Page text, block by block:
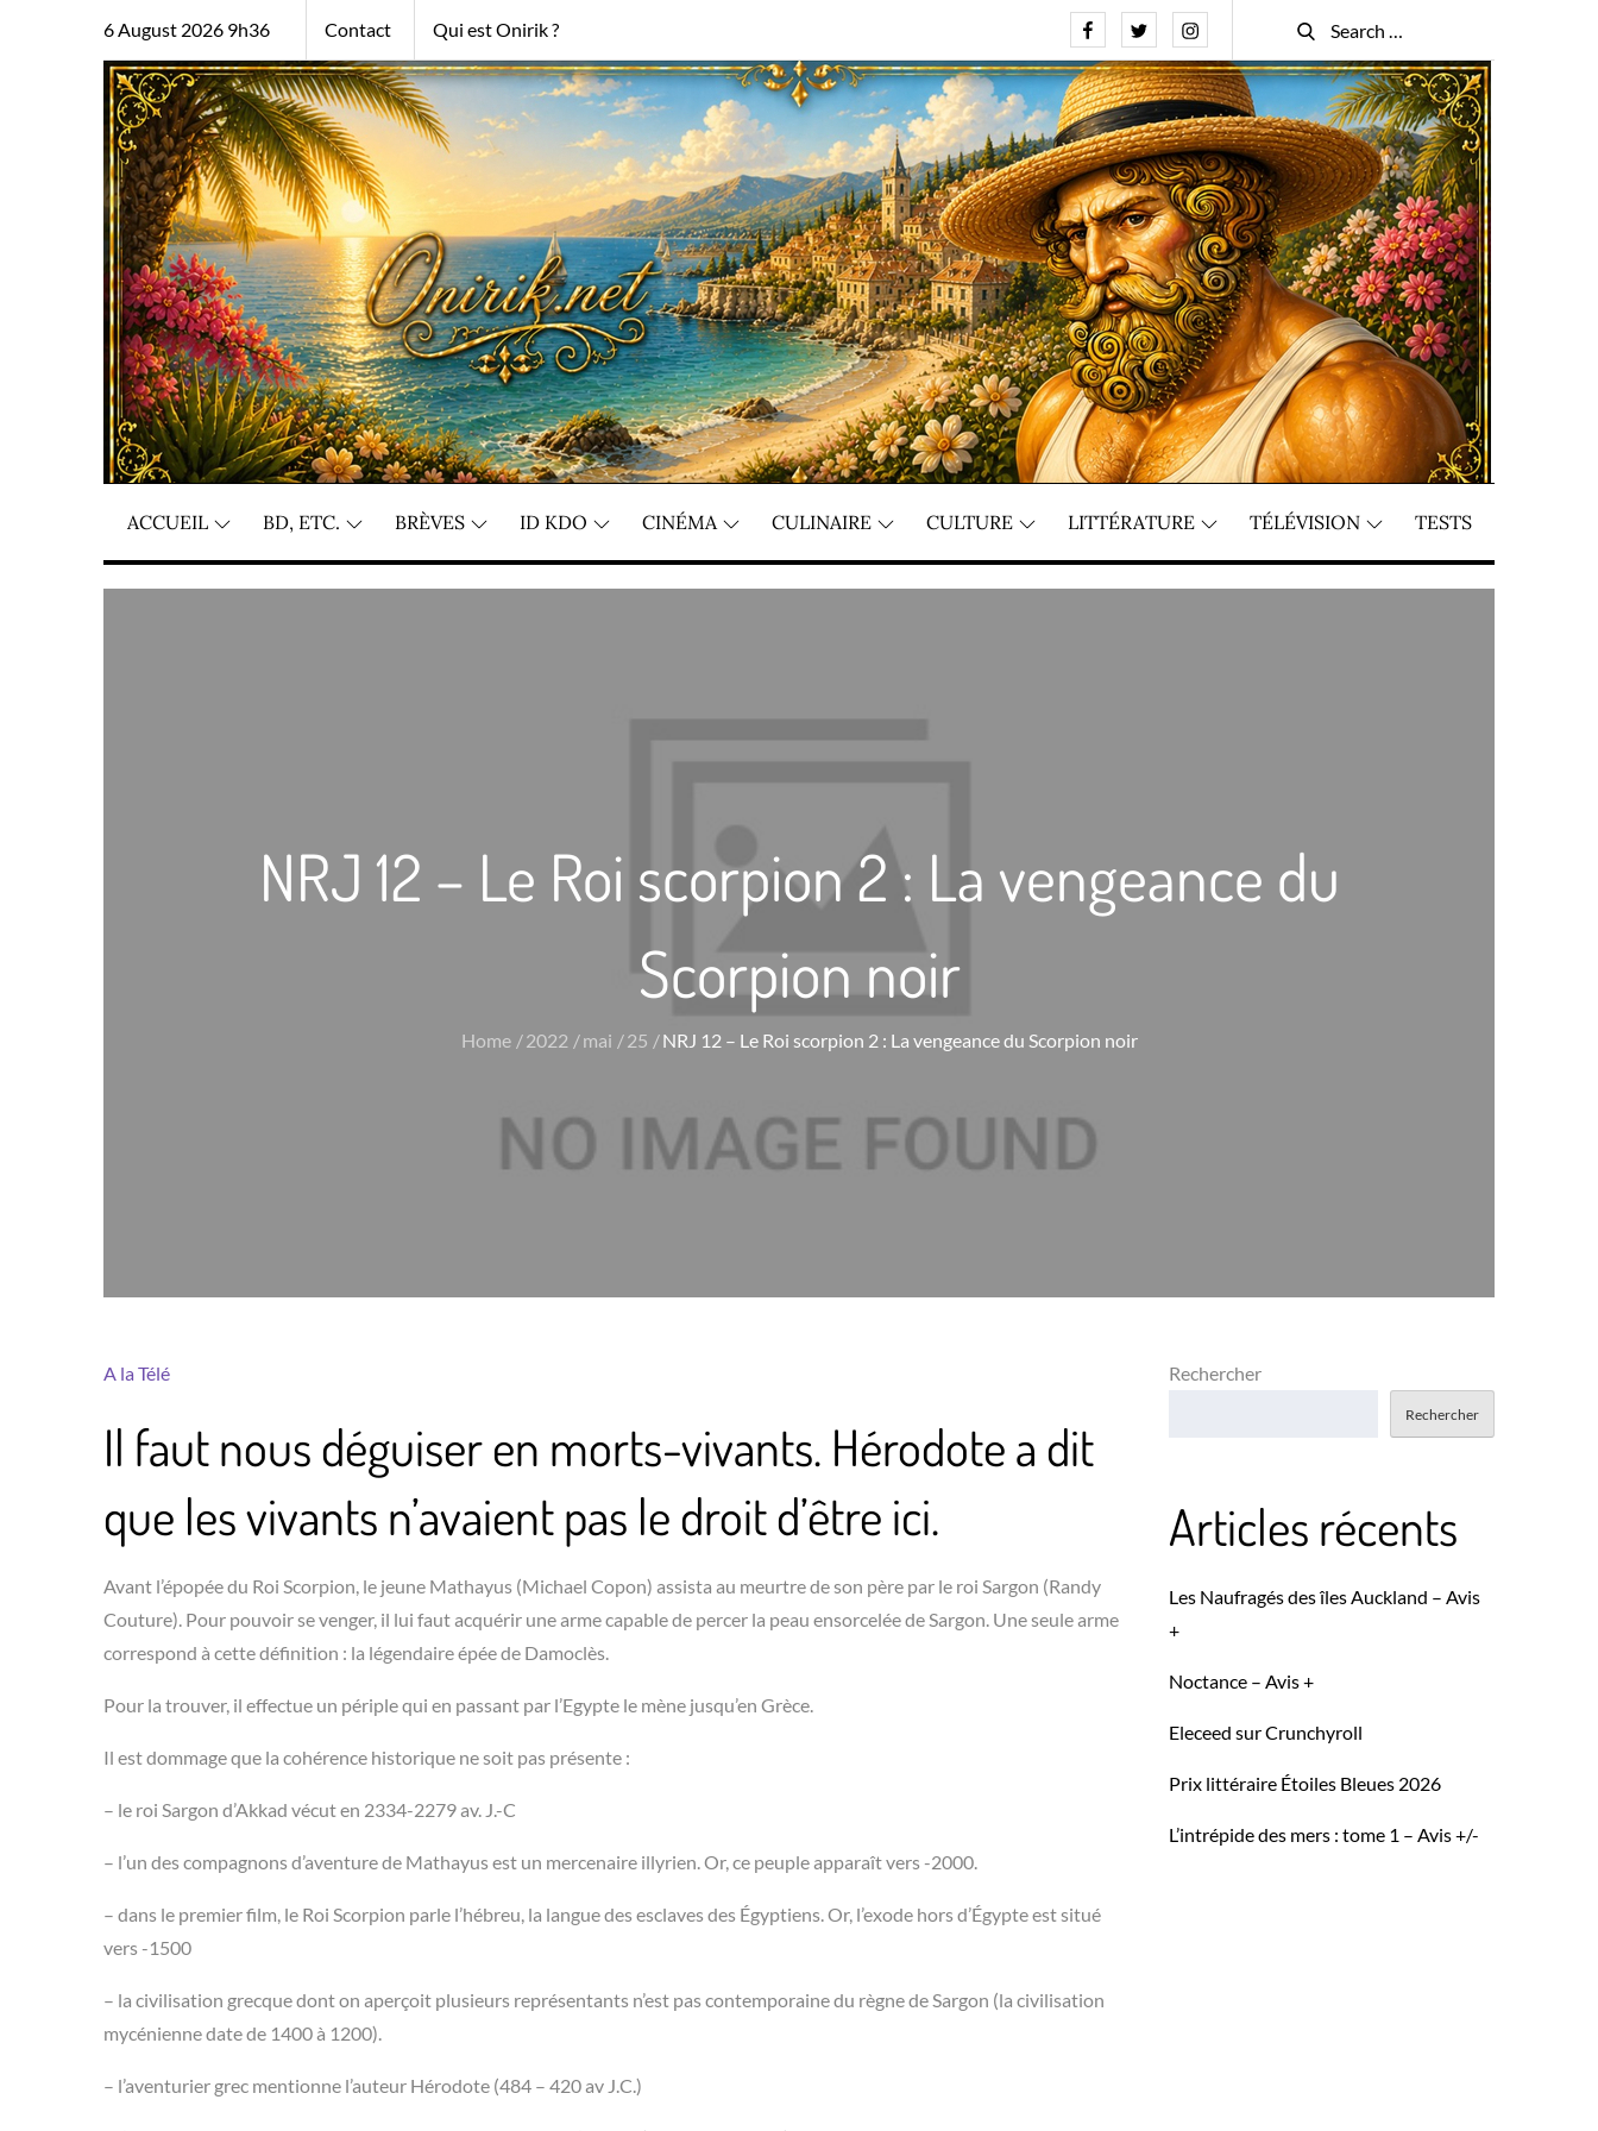
6 August 2026 9h36 Contact Qui est Onirik ? FacebookTwitterInstagram
Search
for:
Search
ACCUEIL BD, ETC. BRÈVES ID KDO CINÉMA CULINAIRE CULTURE LITTÉRATURE TÉLÉVISION TESTS
NRJ 12 – Le Roi scorpion 2 : La vengeance du
Scorpion noir
Home 2022 mai 25 NRJ 12 – Le Roi scorpion 2 : La vengeance du Scorpion noir
A la Télé
Il faut nous déguiser en morts-vivants. Hérodote a dit
que les vivants n’avaient pas le droit d’être ici.
Avant l’épopée du Roi Scorpion, le jeune Mathayus (Michael Copon) assista au meurtre de son père par le roi Sargon (Randy
Couture). Pour pouvoir se venger, il lui faut acquérir une arme capable de percer la peau ensorcelée de Sargon. Une seule arme
correspond à cette définition : la légendaire épée de Damoclès.
Pour la trouver, il effectue un périple qui en passant par l’Egypte le mène jusqu’en Grèce.
Il est dommage que la cohérence historique ne soit pas présente :
– le roi Sargon d’Akkad vécut en 2334-2279 av. J.-C
– l’un des compagnons d’aventure de Mathayus est un mercenaire illyrien. Or, ce peuple apparaît vers -2000.
– dans le premier film, le Roi Scorpion parle l’hébreu, la langue des esclaves des Égyptiens. Or, l’exode hors d’Égypte est situé
vers -1500
– la civilisation grecque dont on aperçoit plusieurs représentants n’est pas contemporaine du règne de Sargon (la civilisation
mycénienne date de 1400 à 1200).
– l’aventurier grec mentionne l’auteur Hérodote (484 – 420 av J.C.)
Rechercher
Rechercher
Articles récents
Les Naufragés des îles Auckland – Avis
+
Noctance – Avis +
Eleceed sur Crunchyroll
Prix littéraire Étoiles Bleues 2026
L’intrépide des mers : tome 1 – Avis +/-